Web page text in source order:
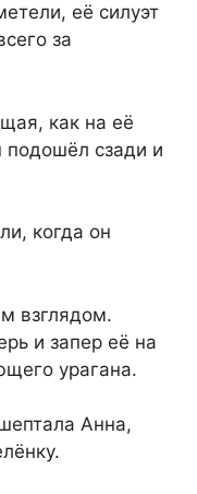
её силуэт
за
как на её
сзади и
когда он
взглядом.
и запер её на
урагана.
Анна,